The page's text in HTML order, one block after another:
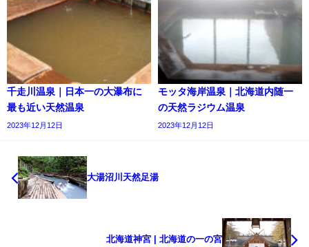
千走川温泉｜日本一の大瀑布に
最も近い天然温泉
2023年12月12日
モッタ海岸温泉｜北海道内随一
の天然ラジウム温泉
2023年12月12日
大湯沼川天然足湯
北海道神宮 | 北海道の一の宮